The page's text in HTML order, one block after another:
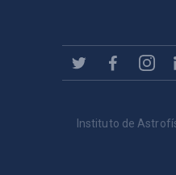
Instituto de